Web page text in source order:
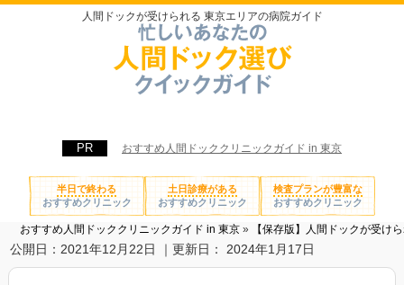
おすすめ人間ドッククリニックガイド in 東京
人間ドックが受けられる 東京エリアの病院ガイド
半日で終わる
おすすめクリニック
土日診療がある
おすすめクリニック
検査プランが豊富な
おすすめクリニック
おすすめ人間ドッククリニックガイド in 東京 » 【保存版】人間ドックが受け
公開日： 2021年12月22日 ｜更新日： 2024年1月17日